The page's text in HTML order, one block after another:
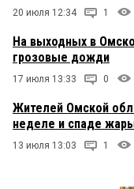
20 июля 12:34 1
На выходных в
грозовые дожди
17 июля 13:33 0
Жителей Омской
неделе и спаде
13 июля 13:03 1